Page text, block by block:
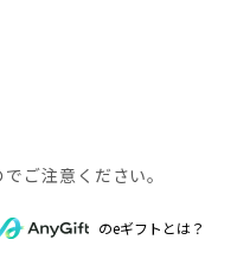
ご注意ください。
のeギフトとは？